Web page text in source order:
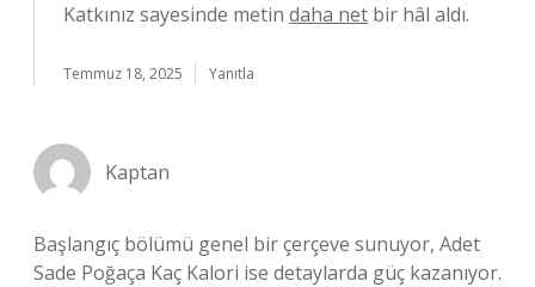
Katkınız sayesinde metin daha net bir hâl aldı.
Temmuz 18, 2025 Yanıtla
Kaptan
Başlangıç bölümü genel bir çerçeve sunuyor, Adet
Sade Poğaça Kaç Kalori ise detaylarda güç kazanıyor.